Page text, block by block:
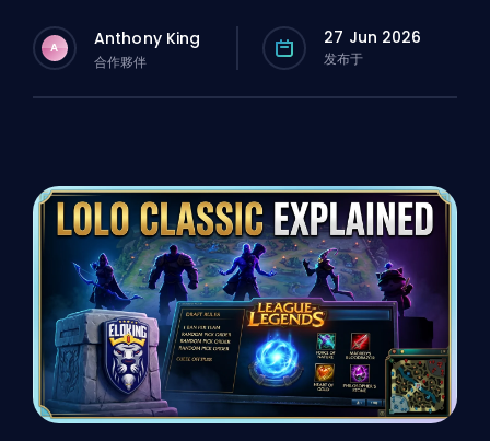
A Anthony King
合作夥伴
27 Jun 2026
发布于